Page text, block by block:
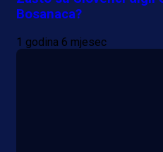
Bosanaca?
1 godina 6 mjesec